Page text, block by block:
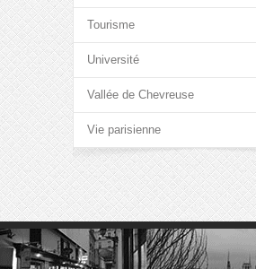
Tourisme
Université
Vallée de Chevreuse
Vie parisienne